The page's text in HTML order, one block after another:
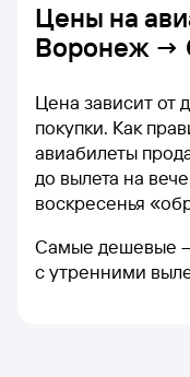
Цены на
Воронеж →
Цена зависит от
покупки. Как
авиабилеты
до вылета на
воскресенья
Самые дешевые —
с утренними